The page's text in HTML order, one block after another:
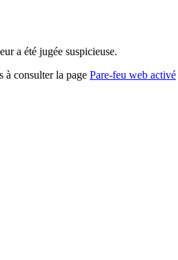
a été jugée suspicieuse.
à consulter la page Pare-feu web activé